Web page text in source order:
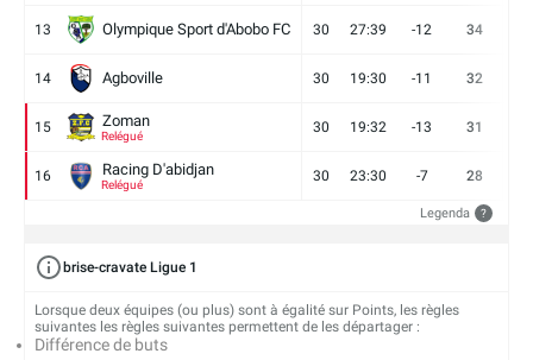
13 Olympique Sport d'Abobo FC 30 27:39 -12 34
14 Agboville 30 19:30 -11 32
15 Zoman
Relégué
30 19:32 -13 31
16 Racing D'abidjan
Relégué
30 23:30 -7 28
Legenda ?
brise-cravate Ligue 1
Lorsque deux équipes (ou plus) sont à égalité sur Points, les règles
suivantes les règles suivantes permettent de les départager :
Différence de buts